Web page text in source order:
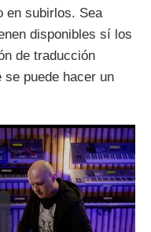
en subirlos. Sea
disponibles sí los
de traducción
se puede hacer un